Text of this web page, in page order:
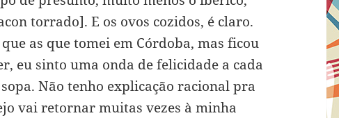
torrado]. E os ovos cozidos, é claro.
as que tomei em Córdoba, mas ficou
eu sinto uma onda de felicidade a cada
Não tenho explicação racional pra
vai retornar muitas vezes à minha